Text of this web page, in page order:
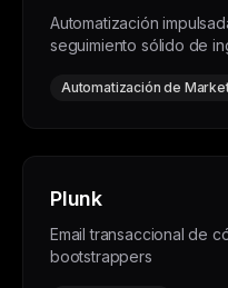
Automatización
seguimiento sólido de
Automatización de
Plunk
Email transaccional de
bootstrappers